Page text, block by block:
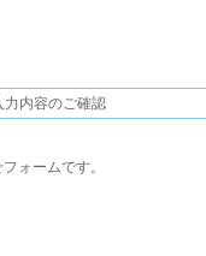
力内容のご確認
ォームです。